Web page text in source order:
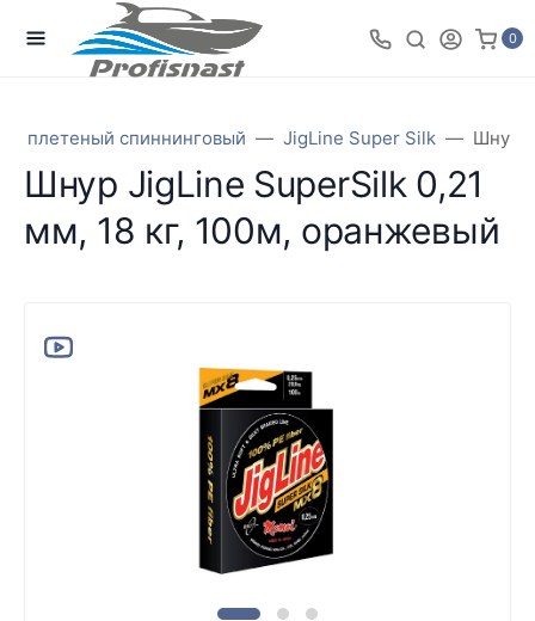
0
плетеный спиннинговый JigLine Super Silk Шнур
Шнур JigLine SuperSilk 0,21
мм, 18 кг, 100м, оранжевый